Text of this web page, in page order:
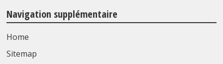
Navigation supplémentaire
Home
Sitemap